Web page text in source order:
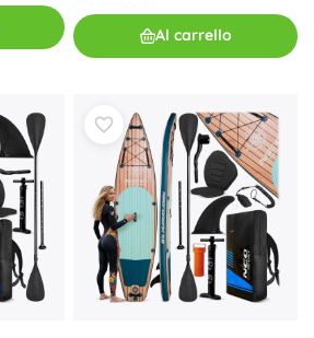
Al carrello